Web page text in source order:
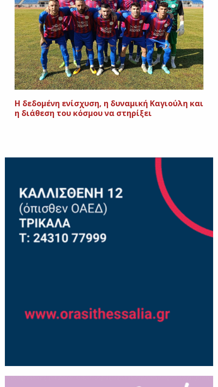
Η δεδομένη ενίσχυση, η δυναμική Καγιούλη και
η διάθεση του κόσμου να στηρίξει